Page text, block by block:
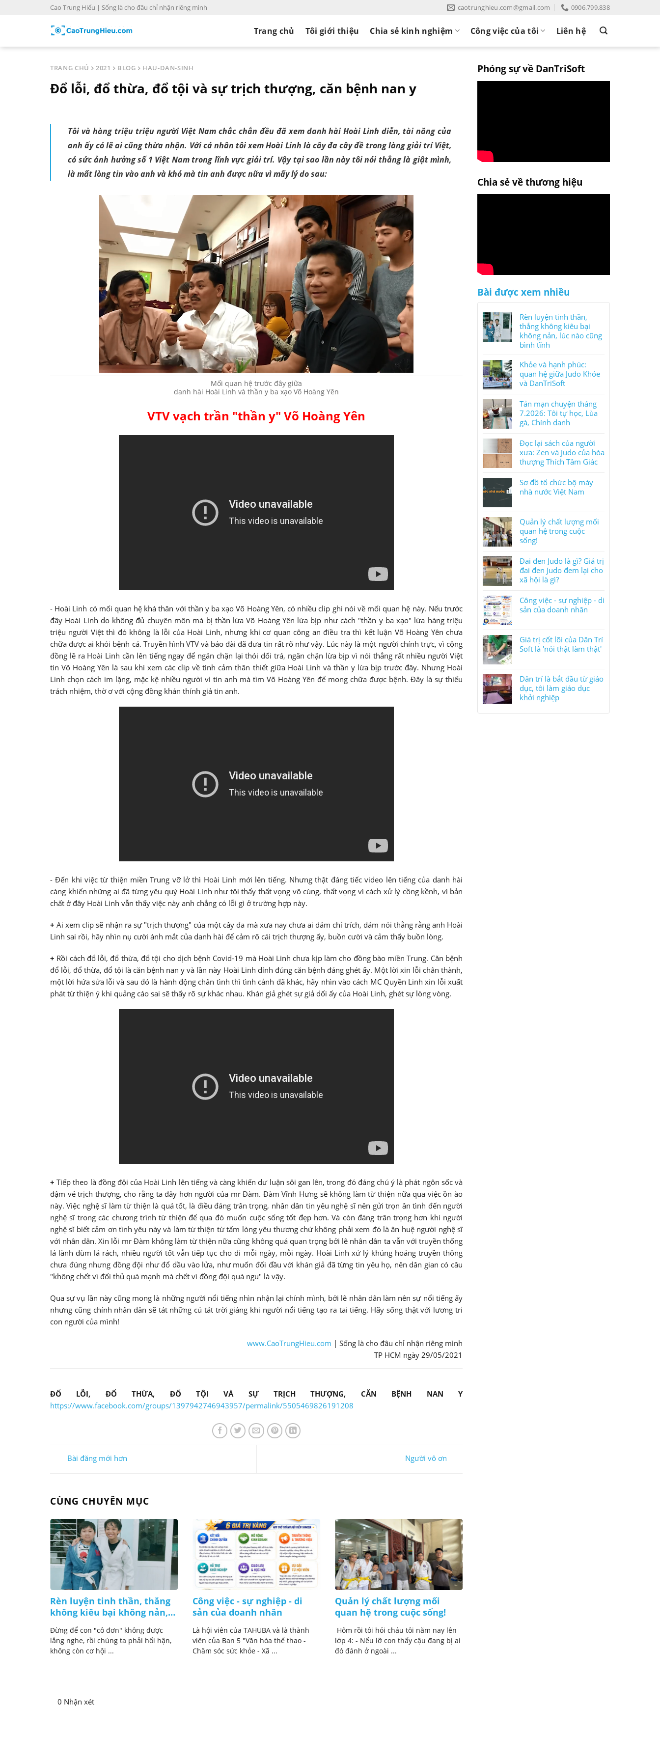
Cao Trung Hiếu | Sống là cho đâu chỉ nhận riêng mình caotrunghieu.com@gmail.com 0906.799.838
Trang chủ Tôi giới thiệu Chia sẻ kinh nghiệm Công việc của tôi Liên hệ
TRANG CHỦ 2021 BLOG HAU-DAN-SINH
Đổ lỗi, đổ thừa, đổ tội và sự trịch thượng, căn bệnh nan y
Tôi và hàng triệu triệu người Việt Nam chắc chắn đều đã xem danh hài Hoài Linh diễn, tài năng của
anh ấy có lẽ ai cũng thừa nhận. Với cá nhân tôi xem Hoài Linh là cây đa cây đề trong làng giải trí Việt,
có sức ảnh hưởng số 1 Việt Nam trong lĩnh vực giải trí. Vậy tại sao lần này tôi nói thẳng là giật mình,
là mất lòng tin vào anh và khó mà tin anh được nữa vì mấy lý do sau:
Mối quan hệ trước đây giữa
danh hài Hoài Linh và thần y ba xạo Võ Hoàng Yên
VTV vạch trần "thần y" Võ Hoàng Yên
- Hoài Linh có mối quan hệ khá thân với thần y ba xạo Võ Hoàng Yên, có nhiều clip ghi nói về mối quan hệ này. Nếu trước
đây Hoài Linh do không đủ chuyên môn mà bị thần lừa Võ Hoàng Yên lừa bịp như cách "thần y ba xạo" lừa hàng triệu
triệu người Việt thì đó không là lỗi của Hoài Linh, nhưng khi cơ quan công an điều tra thì kết luận Võ Hoàng Yên chưa
chữa được ai khỏi bệnh cả. Truyền hình VTV và báo đài đã đưa tin rất rõ như vậy. Lúc này là một người chính trực, vì cộng
đồng lẽ ra Hoài Linh cần lên tiếng ngay để ngăn chặn lại thói dối trá, ngăn chặn lừa bịp vì nói thẳng rất nhiều người Việt
tin Võ Hoàng Yên là sau khi xem các clip về tình cảm thân thiết giữa Hoài Linh và thần y lừa bịp trước đây. Nhưng Hoài
Linh chọn cách im lặng, mặc kệ nhiều người vì tin anh mà tìm Võ Hoàng Yên để mong chữa được bệnh. Đây là sự thiếu
trách nhiệm, thờ ơ với cộng đồng khán thính giả tin anh.
- Đến khi việc từ thiện miền Trung vỡ lở thì Hoài Linh mới lên tiếng. Nhưng thật đáng tiếc video lên tiếng của danh hài
càng khiến những ai đã từng yêu quý Hoài Linh như tôi thấy thất vọng vô cùng, thất vọng vì cách xử lý cồng kềnh, vì bản
chất ở đây Hoài Linh vẫn thấy việc này anh chẳng có lỗi gì ở trường hợp này.
+Ai xem clip sẽ nhận ra sự "trịch thượng" của một cây đa mà xưa nay chưa ai dám chỉ trích, dám nói thằng rằng anh Hoài
Linh sai rồi, hãy nhìn nụ cười ánh mắt của danh hài để cảm rõ cái trịch thượng ấy, buồn cười và cảm thấy buồn lòng.
+ Rồi cách đổ lỗi, đổ thừa, đổ tội cho dịch bệnh Covid-19 mà Hoài Linh chưa kịp làm cho đồng bào miền Trung. Căn bệnh
đổ lỗi, đổ thừa, đổ tội là căn bệnh nan y và lần này Hoài Linh dính đúng căn bệnh đáng ghét ấy. Một lời xin lỗi chân thành,
một lời hứa sửa lỗi và sau đó là hành động chân tình thì tình cảnh đã khác, hãy nhìn vào cách MC Quyền Linh xin lỗi xuất
phát từ thiện ý khi quảng cáo sai sẽ thấy rõ sự khác nhau. Khán giả ghét sự giả dối ấy của Hoài Linh, ghét sự lòng vòng.
+ Tiếp theo là đồng đội của Hoài Linh lên tiếng và càng khiến dư luận sôi gan lên, trong đó đáng chú ý là phát ngôn sốc và
đậm vẻ trịch thượng, cho rằng ta đây hơn người của mr Đàm. Đàm Vĩnh Hưng sẽ không làm từ thiện nữa qua việc ồn ào
này. Việc nghệ sĩ làm từ thiện là quá tốt, là điều đáng trân trọng, nhân dân tin yêu nghệ sĩ nên gửi trọn ân tình đến người
nghệ sĩ trong các chương trình từ thiện để qua đó muốn cuộc sống tốt đẹp hơn. Và còn đáng trân trọng hơn khi người
nghệ sĩ biết cảm ơn tình yêu này và làm từ thiện từ tấm lòng yêu thương chứ không phải xem đó là ân huệ người nghệ sĩ
với nhân dân. Xin lỗi mr Đàm không làm từ thiện nữa cũng không quá quan trọng bởi lẽ nhân dân ta vẫn với truyền thống
lá lành đùm lá rách, nhiều người tốt vẫn tiếp tục cho đi mỗi ngày, mỗi ngày. Hoài Linh xử lý khủng hoảng truyền thông
chưa đúng nhưng đồng đội như đổ dầu vào lửa, như muốn đối đầu với khán giả đã từng tin yêu họ, nên dân gian có câu
"không chết vì đối thủ quá mạnh mà chết vì đồng đội quá ngu" là vậy.
Qua sự vụ lần này cũng mong là những người nổi tiếng nhìn nhận lại chính mình, bởi lẽ nhân dân làm nên sự nổi tiếng ấy
nhưng cũng chính nhân dân sẽ tát những cú tát trời giáng khi người nổi tiếng tạo ra tai tiếng. Hãy sống thật với lương tri
con người của mình!
www.CaoTrungHieu.com | Sống là cho đâu chỉ nhận riêng mình
TP HCM ngày 29/05/2021
ĐỔ LỖI, ĐỔ THỪA, ĐỔ TỘI VÀ SỰ TRỊCH THƯỢNG, CĂN BỆNH NAN Y
https://www.facebook.com/groups/1397942746943957/permalink/5505469826191208
Bài đăng mới hơn Người vô ơn
CÙNG CHUYÊN MỤC
Rèn luyện tinh thần, thắng
không kiêu bại không nản,
lúc nào cũng bình tĩnh
Đừng để con "cô đơn" không được
lắng nghe, rồi chúng ta phải hối hận,
không còn cơ hội ...
Công việc - sự nghiệp - di
sản của doanh nhân
Là hội viên của TAHUBA và là thành
viên của Ban 5 "Văn hóa thể thao -
Chăm sóc sức khỏe - Xã ...
Quản lý chất lượng mối
quan hệ trong cuộc sống!
Hôm rồi tôi hỏi cháu tôi năm nay lên
lớp 4: - Nếu lỡ con thấy cậu đang bị ai
đó đánh ở ngoài ...
0 Nhận xét
Phóng sự về DanTriSoft
Chia sẻ về thương hiệu
Bài được xem nhiều
Rèn luyện tinh thần,
thắng không kiêu bại
không nản, lúc nào cũng
bình tĩnh
Khỏe và hạnh phúc:
quan hệ giữa Judo Khỏe
và DanTriSoft
Tản mạn chuyện tháng
7.2026: Tôi tự học, Lùa
gà, Chính danh
Đọc lại sách của người
xưa: Zen và Judo của hòa
thượng Thích Tâm Giác
Sơ đồ tổ chức bộ máy
nhà nước Việt Nam
Quản lý chất lượng mối
quan hệ trong cuộc
sống!
Đai đen Judo là gì? Giá trị
đai đen Judo đem lại cho
xã hội là gì?
Công việc - sự nghiệp - di
sản của doanh nhân
Giá trị cốt lõi của Dân Trí
Soft là 'nói thật làm thật'
Dân trí là bắt đầu từ giáo
dục, tôi làm giáo dục
khởi nghiệp